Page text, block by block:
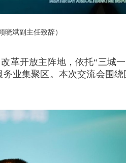
晓斌副主任致辞）
开放主阵地，依托“三城
业集聚区。本次交流会围